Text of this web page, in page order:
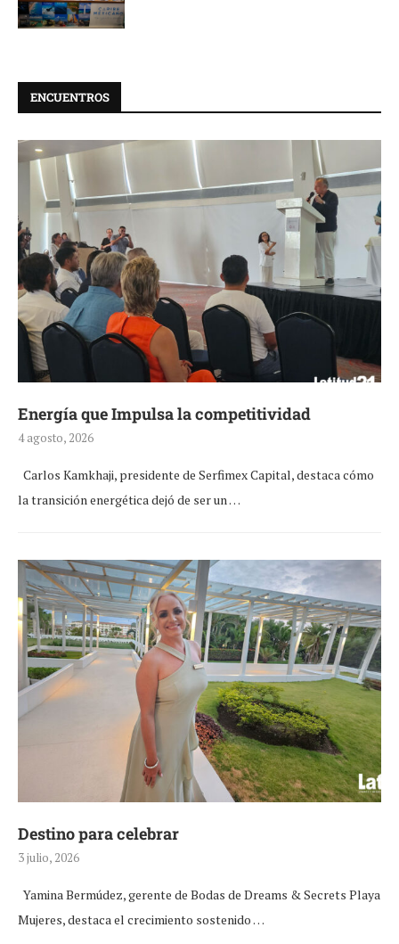
ENCUENTROS
Energía que Impulsa la competitividad
4 agosto, 2026
Carlos Kamkhaji, presidente de Serfimex Capital, destaca cómo
la transición energética dejó de ser un …
Destino para celebrar
3 julio, 2026
Yamina Bermúdez, gerente de Bodas de Dreams & Secrets Playa
Mujeres, destaca el crecimiento sostenido …